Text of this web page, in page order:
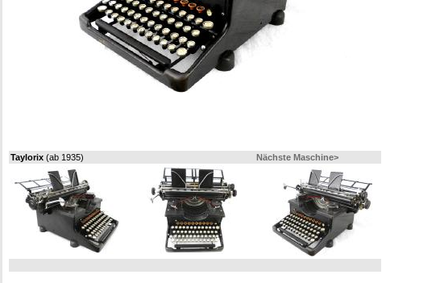
Taylorix (ab 1935) Nächste Maschine>